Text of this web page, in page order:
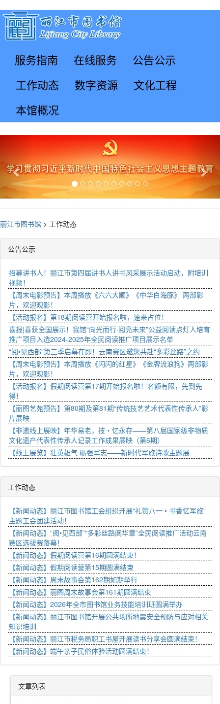
服务指南 在线服务
公告公示
工作动态
数字资源
文化工程
本馆概况
Previous
丽江市图书馆 > 工作动态
公告公示
招募讲书人！丽江市第四届讲书人讲书风采展示活动启动，附培训
视频！
【周末电影预告】本周播放《六六大顺》《中华白海豚》 两部影
片，欢迎观影！
【活动报名】第18期阅读营开始报名啦，速来占位！
喜报|喜获全国展示！我馆“向光而行·阅亮未来”公益阅读点灯人培育
推广项目入选2024-2025年全民阅读推广项目展示名单
“阅•见西部”第三季启幕在即！云南赛区邀您共赴“多彩丝路”之约
【周末电影预告】本周播放《闪闪的红星》《金牌流浪狗》两部影
片，欢迎观影！
【活动报名】假期阅读营第17期开始报名啦！名额有限，先到先
得！
【丽图艺苑预告】第80期及第81期“传统技艺艺术代表性传承人”影
片展映
【非遗线上展映】年华易老，技・忆永存——第八届国家级非物质
文化遗产代表性传承人记录工作成果展映（第6期）
【线上展览】壮英雄气 砺强军志——新时代军旅诗歌主题展
工作动态
【新闻动态】丽江市图书馆工会组织开展“礼赞八一 • 书香忆军旅”
主题工会团建活动！
【新闻动态】“阅•见西部”“多彩丝路阅华章”全民阅读推广活动云南
赛区选拔赛落幕！
【新闻动态】假期阅读营第16期圆满结束！
【新闻动态】假期阅读营第15期圆满结束
【新闻动态】周末故事会第162期如期举行
【新闻动态】丽图周末故事会第161期圆满结束
【新闻动态】2026年全市图书馆业务技能培训班圆满举办
【新闻动态】丽江市图书馆开展公共场所地震安全预防与应对相关
知识培训
【新闻动态】丽江市税务局职工书屋开展读书分享会圆满结束！
【新闻动态】端午亲子民俗体验活动圆满结束！
文章列表